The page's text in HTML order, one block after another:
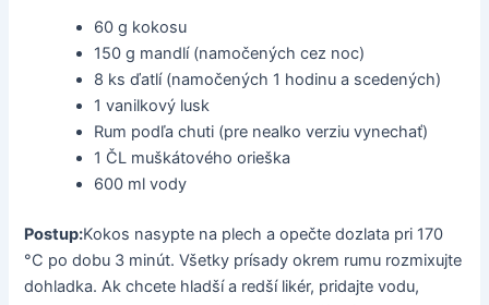
60 g kokosu
150 g mandlí (namočených cez noc)
8 ks ďatlí (namočených 1 hodinu a scedených)
1 vanilkový lusk
Rum podľa chuti (pre nealko verziu vynechať)
1 ČL muškátového orieška
600 ml vody
Postup:Kokos nasypte na plech a opečte dozlata pri 170
°C po dobu 3 minút. Všetky prísady okrem rumu rozmixujte
dohladka. Ak chcete hladší a redší likér, pridajte vodu,